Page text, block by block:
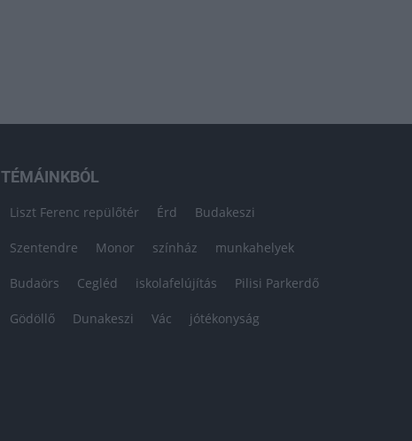
TÉMÁINKBÓL
Liszt Ferenc repülőtér Érd Budakeszi
Szentendre Monor színház munkahelyek
Budaörs Cegléd iskolafelújítás Pilisi Parkerdő
Gödöllő Dunakeszi Vác jótékonyság